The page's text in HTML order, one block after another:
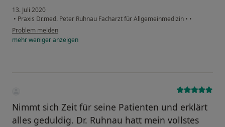
13. Juli 2020
• Praxis Dr.med. Peter Ruhnau Facharzt für Allgemeinmedizin • •
Problem melden
mehrwenigeranzeigen
Nimmt sich Zeit für seine Patienten und erklärt
alles geduldig. Dr. Ruhnau hatt mein vollstes